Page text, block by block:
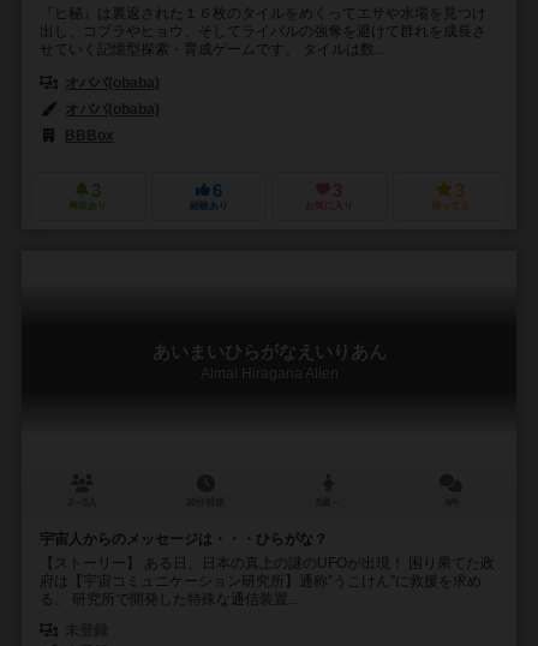
『ヒ秘』は裏返された１６枚のタイルをめくってエサや水場を見つけ
出し、コブラやヒョウ、そしてライバルの強奪を避けて群れを成長さ
せていく記憶型探索・育成ゲームです。 タイルは数...
オババ(obaba)
オババ(obaba)
BBBox
3
興味あり
6
経験あり
3
お気に入り
3
持ってる
あいまいひらがなえいりあん
Aimai Hiragana Alien
宇宙人からのメッセージは・・・ひらがな？
【ストーリー】 ある日、日本の真上の謎のUFOが出現！ 困り果てた政
府は【宇宙コミュニケーション研究所】通称”うこけん”に救援を求め
る。 研究所で開発した特殊な通信装置...